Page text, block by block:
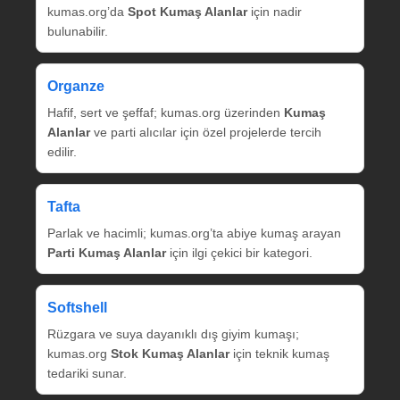
kumas.org’da Spot Kumaş Alanlariçin nadir
bulunabilir.
Organze
Hafif, sert ve şeffaf; kumas.org üzerinden Kumaş
Alanlarve parti alıcılar için özel projelerde tercih
edilir.
Tafta
Parlak ve hacimli; kumas.org’ta abiye kumaş arayan
Parti Kumaş Alanlariçin ilgi çekici bir kategori.
Softshell
Rüzgara ve suya dayanıklı dış giyim kumaşı;
kumas.org Stok Kumaş Alanlariçin teknik kumaş
tedariki sunar.